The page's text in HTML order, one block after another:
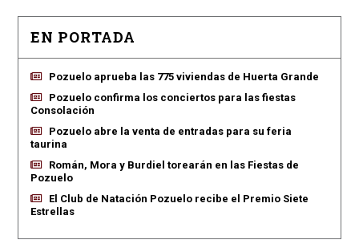
EN PORTADA
Pozuelo aprueba las 775 viviendas de Huerta Grande
Pozuelo confirma los conciertos para las fiestas
Consolación
Pozuelo abre la venta de entradas para su feria
taurina
Román, Mora y Burdiel torearán en las Fiestas de
Pozuelo
El Club de Natación Pozuelo recibe el Premio Siete
Estrellas